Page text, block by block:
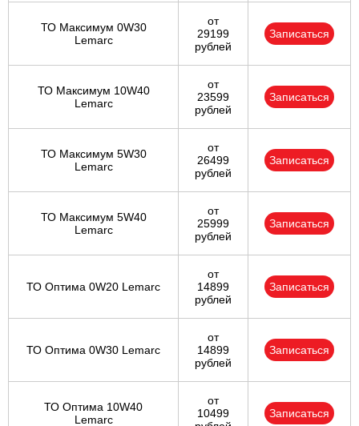
ТО Максимум 0W30
Lemarc
от
29199
рублей
Записаться
ТО Максимум 10W40
Lemarc
от
23599
рублей
Записаться
ТО Максимум 5W30
Lemarc
от
26499
рублей
Записаться
ТО Максимум 5W40
Lemarc
от
25999
рублей
Записаться
ТО Оптима 0W20 Lemarc
от
14899
рублей
Записаться
ТО Оптима 0W30 Lemarc
от
14899
рублей
Записаться
ТО Оптима 10W40
Lemarc
от
10499
Записаться